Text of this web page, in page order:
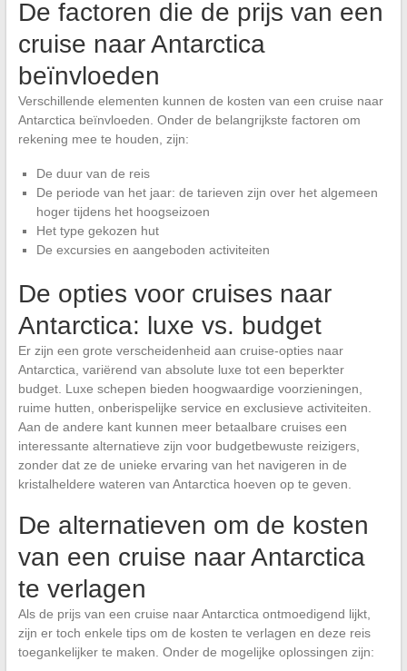
De factoren die de prijs van een
cruise naar Antarctica
beïnvloeden
Verschillende elementen kunnen de kosten van een cruise naar
Antarctica beïnvloeden. Onder de belangrijkste factoren om
rekening mee te houden, zijn:
De duur van de reis
De periode van het jaar: de tarieven zijn over het algemeen
hoger tijdens het hoogseizoen
Het type gekozen hut
De excursies en aangeboden activiteiten
De opties voor cruises naar
Antarctica: luxe vs. budget
Er zijn een grote verscheidenheid aan cruise-opties naar
Antarctica, variërend van absolute luxe tot een beperkter
budget. Luxe schepen bieden hoogwaardige voorzieningen,
ruime hutten, onberispelijke service en exclusieve activiteiten.
Aan de andere kant kunnen meer betaalbare cruises een
interessante alternatieve zijn voor budgetbewuste reizigers,
zonder dat ze de unieke ervaring van het navigeren in de
kristalheldere wateren van Antarctica hoeven op te geven.
De alternatieven om de kosten
van een cruise naar Antarctica
te verlagen
Als de prijs van een cruise naar Antarctica ontmoedigend lijkt,
zijn er toch enkele tips om de kosten te verlagen en deze reis
toegankelijker te maken. Onder de mogelijke oplossingen zijn: